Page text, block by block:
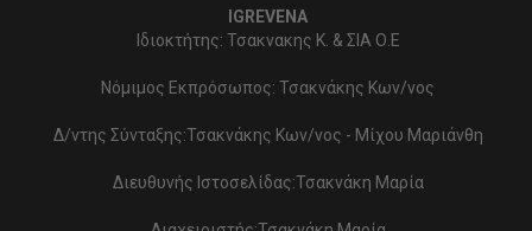
IGREVENA
Ιδιοκτήτης: Τσακνακης Κ. & ΣΙΑ Ο.Ε
Νόμιμος Εκπρόσωπος: Τσακνάκης Κων/νος
Δ/ντης Σύνταξης:Τσακνάκης Κων/νος - Μίχου Μαριάνθη
Διευθυνής Ιστοσελίδας:Τσακνάκη Μαρία